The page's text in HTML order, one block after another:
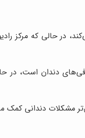
دندان است، در
مشکلات دندانی کمک